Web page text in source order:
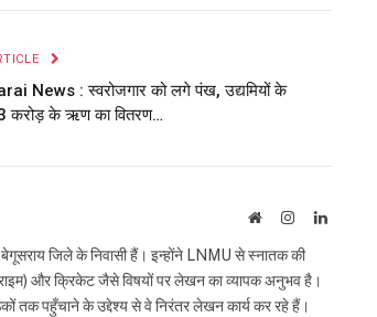
News : स्वरोजगार को लगे पंख, उद्यमियों के
करोड़ के ऋण का वितरण…
WebsiteInstagramLinkedIn
जिले के निवासी हैं। इन्होंने LNMU से स्नातक की
और क्रिकेट जैसे विषयों पर लेखन का व्यापक अनुभव है।
पहुँचाने के उद्देश्य से वे निरंतर लेखन कार्य कर रहे हैं।